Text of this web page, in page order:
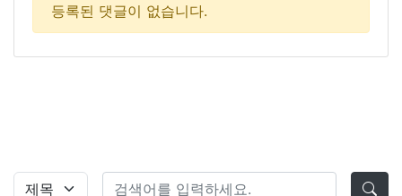
등록된 댓글이 없습니다.